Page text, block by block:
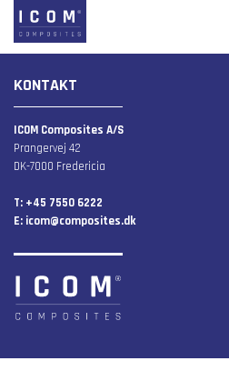
KONTAKT
ICOM Composites A/S
Prangervej 42
DK-7000 Fredericia
T: +45 7550 6222
E: icom@composites.dk